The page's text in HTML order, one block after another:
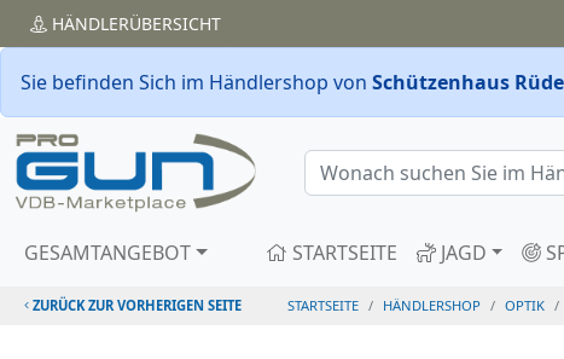
HÄNDLERÜBERSICHT
Sie befinden Sich im Händlershop von Schützenhaus
GESAMTANGEBOT STARTSEITE JAGD
ZURÜCK ZUR VORHERIGEN SEITE STARTSEITE HÄNDLERSHOP OPTIK